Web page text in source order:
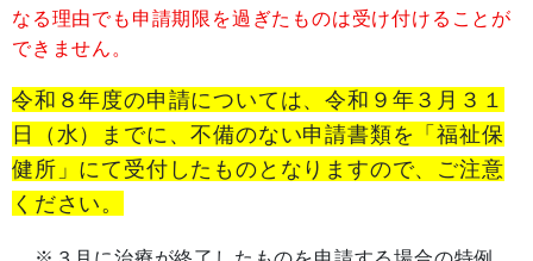
なる理由でも申請期限を過ぎたものは受け付けることが
できません。
令和８年度の申請については、令和９年３月３１
日（水）までに、不備のない申請書類を「福祉保
健所」にて受付したものとなりますので、ご注意
ください。